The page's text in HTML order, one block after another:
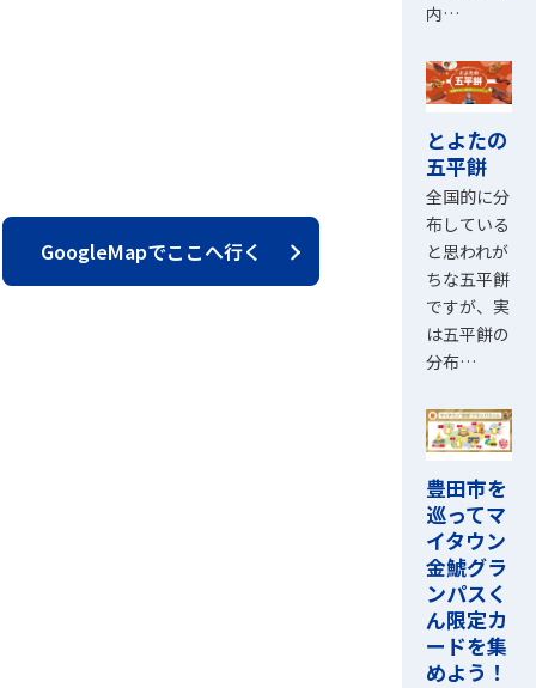
GoogleMapでここへ行く
内…
とよたの
五平餅
全国的に分
布している
と思われが
ちな五平餅
ですが、実
は五平餅の
分布…
豊田市を
巡ってマ
イタウン
金鯱グラ
ンパスく
ん限定カ
ードを集
めよう！